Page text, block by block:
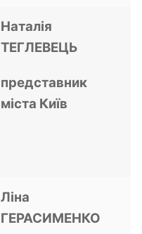
Наталія
ТЕГЛЕВЕЦЬ
представник
міста Київ
Ліна
ГЕРАСИМЕНКО